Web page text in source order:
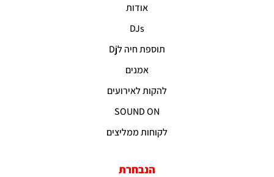
אודות
DJs
תוספת חיה לDj
אמנים
להקות לאירועים
SOUND ON
לקוחות ממליצים
הנבחרת